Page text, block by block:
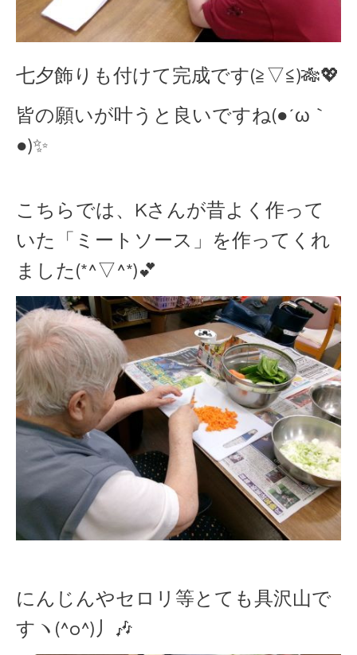
七夕飾りも付けて完成です(≧▽≦)🎋💖
皆の願いが叶うと良いですね(●´ω｀
●)✨
こちらでは、Kさんが昔よく作って
いた「ミートソース」を作ってくれ
ました(*^▽^*)💕
にんじんやセロリ等とても具沢山で
すヽ(^o^)丿🎶